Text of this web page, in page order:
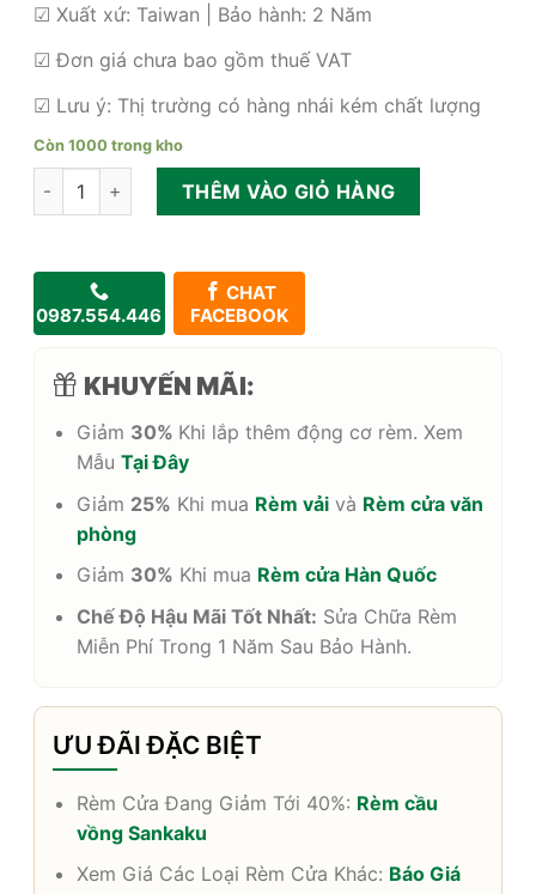
☑ Xuất xứ: Taiwan | Bảo hành: 2 Năm
☑ Đơn giá chưa bao gồm thuế VAT
☑ Lưu ý: Thị trường có hàng nhái kém chất lượng
Còn 1000 trong kho
Rèm nhựa giả gỗ ngoài trời giá rẻ số lượng
THÊM VÀO GIỎ HÀNG
0987.554.446
CHAT
FACEBOOK
KHUYẾN MÃI:
Giảm 30% Khi lắp thêm động cơ rèm. Xem
MẫuTại Đây
Giảm 25% Khi mua Rèm vải và Rèm cửa văn
phòng
Giảm 30% Khi mua Rèm cửa Hàn Quốc
Chế Độ Hậu Mãi Tốt Nhất: Sửa Chữa Rèm
Miễn Phí Trong 1 Năm Sau Bảo Hành.
ƯU ĐÃI ĐẶC BIỆT
Rèm Cửa Đang Giảm Tới 40%: Rèm cầu
vồng Sankaku
Xem Giá Các Loại Rèm Cửa Khác: Báo Giá